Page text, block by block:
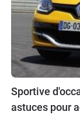
Sportive
astuces pour